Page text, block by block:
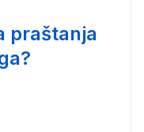
praštanja